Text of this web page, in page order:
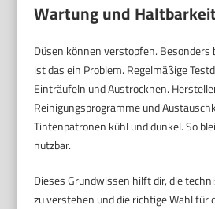
Wartung und
Düsen können verstopfen. Besonders
ist das ein Problem. Regelmäßige
Einträufeln und Austrocknen.
Reinigungsprogramme und
Tintenpatronen kühl und dunkel. So
nutzbar.
Dieses Grundwissen hilft dir, die
zu verstehen und die richtige Wahl für